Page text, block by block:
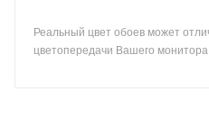
Реальный цвет обоев может
цветопередачи Вашего монитора